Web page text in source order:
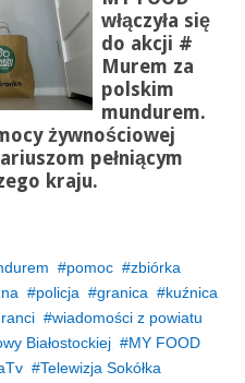
włączyła się
do akcji #
Murem za
polskim
mundurem.
żywnościowej
pełniącym
kraju.
pomoc
zbiórka
policja granica
kuźnica
wiadomości z powiatu
Białostockiej
MY FOOD
Telewizja Sokółka